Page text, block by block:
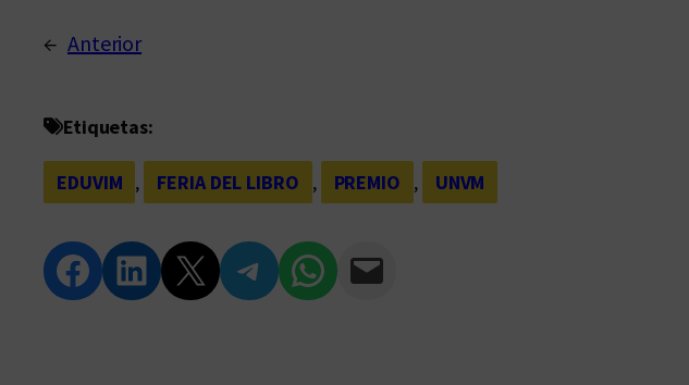
← Anterior
Etiquetas:
EDUVIM , FERIA DEL LIBRO , PREMIO , UNVM
Compartir en Facebook Compartir en LinkedIn Compartir en Twitter Compartir en Telegram Compartir en WhatsApp Compartir vía Email